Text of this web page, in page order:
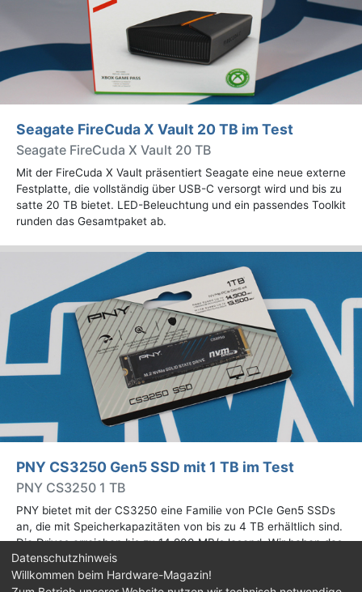
Seagate FireCuda X Vault 20 TB im Test
Seagate FireCuda X Vault 20 TB
Mit der FireCuda X Vault präsentiert Seagate eine neue externe
Festplatte, die vollständig über USB-C versorgt wird und bis zu
satte 20 TB bietet. LED-Beleuchtung und ein passendes Toolkit
runden das Gesamtpaket ab.
PNY CS3250 Gen5 SSD mit 1 TB im Test
PNY CS3250 1 TB
PNY bietet mit der CS3250 eine Familie von PCIe Gen5 SSDs
an, die mit Speicherkapazitäten von bis zu 4 TB erhältlich sind.
Die Drives erreichen bis zu 14.900 MB/s lesend. Wir haben das
1-TB-Modell getestet.
Datenschutzhinweis
Willkommen beim Hardware-Magazin!